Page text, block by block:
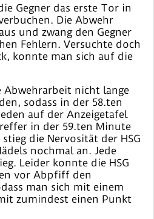
Gegner das erste Tor in
Die Abwehr
und zwang den Gegner
Fehlern. Versuchte doch
konnte man sich auf die
nicht lange
sodass in der 58.ten
auf der Anzeigetafel
in der 59.ten Minute
die Nervosität der HSG
nochmal an. Jede
Leider konnte die HSG
vor Abpfiff den
man sich mit einem
zumindest einen Punkt